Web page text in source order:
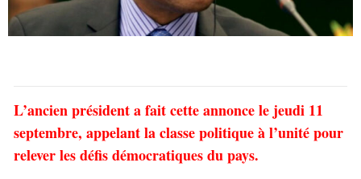
L’ancien président a fait cette annonce le jeudi 11
septembre, appelant la classe politique à l’unité pour
relever les défis démocratiques du pays.